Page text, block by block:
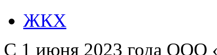
ЖКХ
С 1 июня 2023 года ООО